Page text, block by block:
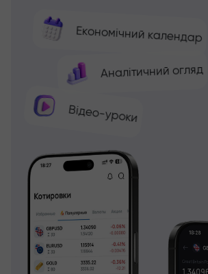
Економічний календар
Аналітичний огляд
Відео-уроки